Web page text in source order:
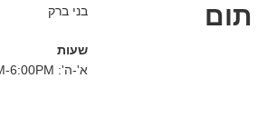
בני ברק
שעות
א'-ה': 8:30AM-6:00PM